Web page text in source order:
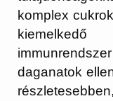
komplex
daganatok